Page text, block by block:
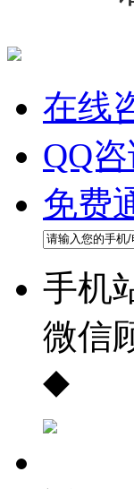
在线
QQ
免费
手机
微信
◆